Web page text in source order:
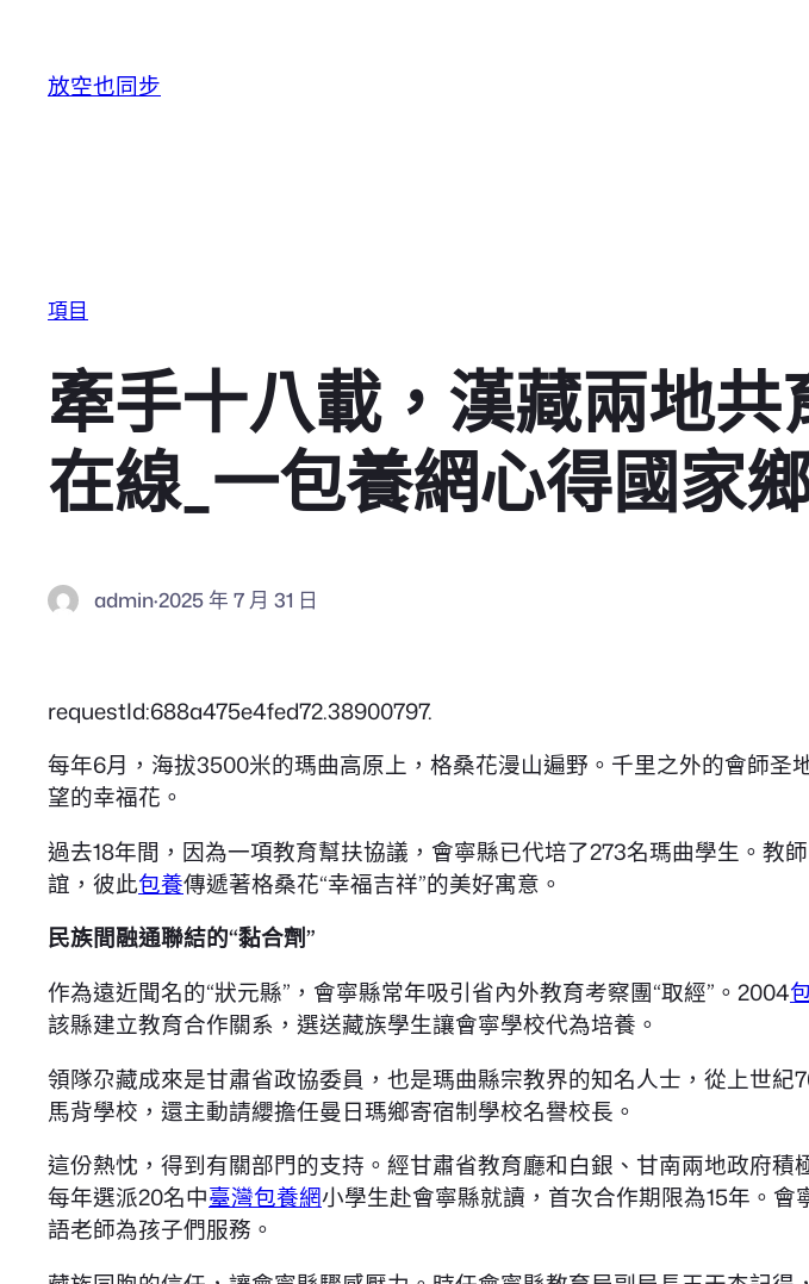
放空也同步
項目
牽手十八載，漢藏兩地共
在線_一包養網心得國家
admin·2025 年 7 月 31 日
requestId:688a475e4fed72.38900797.
每年6月，海拔3500米的瑪曲高原上，格桑花漫山遍野。千里之外的會師
望的幸福花。
過去18年間，因為一項教育幫扶協議，會寧縣已代培了273名瑪曲學生。教師
誼，彼此包養傳遞著格桑花“幸福吉祥”的美好寓意。
民族間融通聯結的“黏合劑”
作為遠近聞名的“狀元縣”，會寧縣常年吸引省內外教育考察團“取經”。2004
該縣建立教育合作關系，選送藏族學生讓會寧學校代為培養。
領隊尕藏成來是甘肅省政協委員，也是瑪曲縣宗教界的知名人士，從上世
馬背學校，還主動請纓擔任曼日瑪鄉寄宿制學校名譽校長。
這份熱忱，得到有關部門的支持。經甘肅省教育廳和白銀、甘南兩地政府
每年選派20名中臺灣包養網小學生赴會寧縣就讀，首次合作期限為15年。
語老師為孩子們服務。